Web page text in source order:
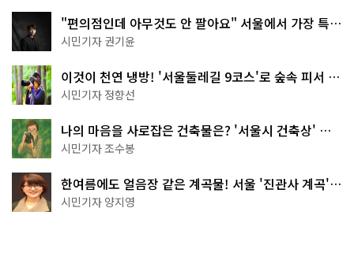
"편의점인데 아무것도 안 팔아요" 서울에서 가장 특별
한 편의점의 정체
시민기자 권기윤
이것이 천연 냉방! '서울둘레길 9코스'로 숲속 피서 떠
나볼까
시민기자 정향선
나의 마음을 사로잡은 건축물은? '서울시 건축상' 수
상작 공개!
시민기자 조수봉
한여름에도 얼음장 같은 계곡물! 서울 '진관사 계곡'이
천국이네~
시민기자 양지영